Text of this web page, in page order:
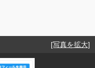
[写真を拡大]